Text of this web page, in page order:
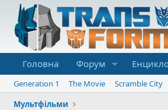
Головна Форум
Generation 1 The Movie Scramble City
Мультфільми